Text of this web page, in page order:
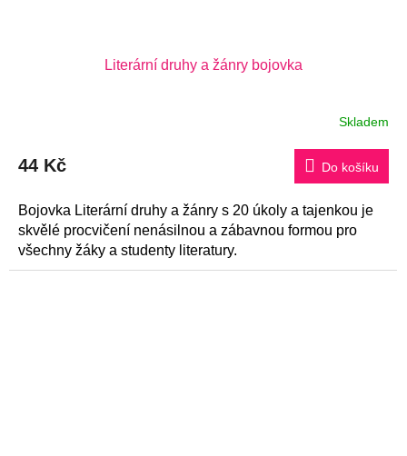
Literární druhy a žánry bojovka
Skladem
44 Kč Do košíku
Bojovka Literární druhy a žánry s 20 úkoly a tajenkou je
skvělé procvičení nenásilnou a zábavnou formou pro
všechny žáky a studenty literatury.